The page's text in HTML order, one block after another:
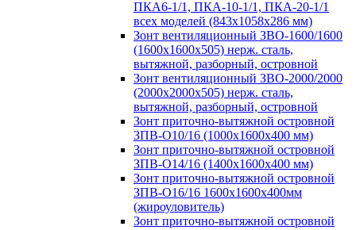
ПКА6-1/1, ПКА-10-1/1, ПКА-20-1/1
всех моделей (843х1058х286 мм)
Зонт вентиляционный ЗВО-1600/1600
(1600х1600х505) нерж. сталь,
вытяжной, разборный, островной
Зонт вентиляционный ЗВО-2000/2000
(2000х2000х505) нерж. сталь,
вытяжной, разборный, островной
Зонт приточно-вытяжной островной
ЗПВ-О10/16 (1000х1600х400 мм)
Зонт приточно-вытяжной островной
ЗПВ-О14/16 (1400х1600х400 мм)
Зонт приточно-вытяжной островной
ЗПВ-О16/16 1600х1600х400мм
(жироуловитель)
Зонт приточно-вытяжной островной